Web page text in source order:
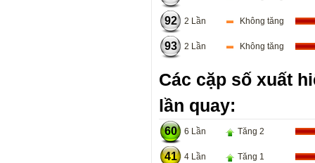
92 2 Lần Không tăng
93 2 Lần Không tăng
Các cặp số xuất
lần quay:
60 6 Lần Tăng 2
41 4 Lần Tăng 1